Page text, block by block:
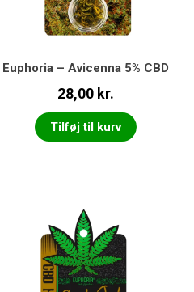
Euphoria – Avicenna 5% CBD
28,00 kr.
Tilføj til kurv